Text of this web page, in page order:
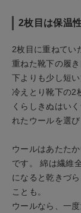
2枚目は保温
2枚目に重ねてい
重ねた靴下の履
下よりも少し短い
冷えとり靴下の2
くらしきぬはい
れたウールを選び
ウールはあたた
です。 綿は繊維
になると乾きづ
ことも。
ウールなら、一